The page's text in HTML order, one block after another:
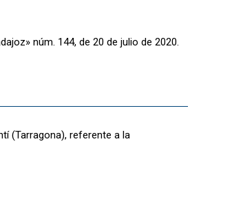
núm. 144, de 20 de julio de 2020.
(Tarragona), referente a la